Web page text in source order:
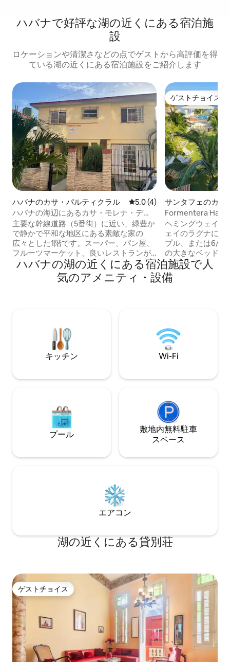
ハバナで好評な湖の近くにある宿泊施
設
ロケーションや清潔さなどの点でゲストから高評価を得
ている湖の近くにある宿泊施設をご紹介します
ハバナのカサ・パルティクラル レビュー4件、5つ星中5.0つ
5.0 (4)
ハバナの海辺にあるカサ・モレナ・デ
ル・カリブ
主要な幹線道路（5番街）に近い、緑豊か
で静かで平和な地区にある素敵な家の
広々とした1階です。スーパー、パン屋、
フルーツマーケット、良いレストランが
徒歩圏内にあります。安いタクシー乗り
場の近くで、中心部まで15分です。ホテ
ル・パルコのWi-Fiをご利用いただけま
備わっています。空港送迎が可能です。
ゲストチョイス
ゲストチョイス
サンタフェのカサ
ラル
ヘミングウェイ・
ェイのラグナにあ
プル、または6/8
の大きなベッドル
す！大きなプール
平方メートルの大
グリル、アイロン
供しています。発
ハバナの湖の近くにある宿泊施設で人
気のアメニティ・設備
キッチン Wi-Fi
プール
敷地内無料駐⁠車
ス⁠ペ⁠ー⁠ス
エアコン
湖の近くにある貸別荘
ゲストチョイス
ゲストチョイス